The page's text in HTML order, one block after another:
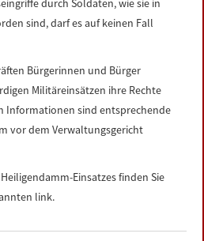
durch Soldaten, wie sie in
sind, darf es auf keinen Fall
Bürgerinnen und Bürger
Militäreinsätzen ihre Rechte
Informationen sind entsprechende
vor dem Verwaltungsgericht
Einsatzes finden Sie
link.